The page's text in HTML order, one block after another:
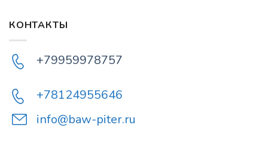
КОНТАКТЫ
+79959978757
+78124955646
info@baw-piter.ru